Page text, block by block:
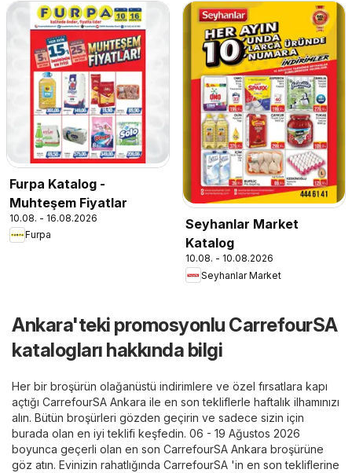
Furpa Katalog -
Muhteşem Fiyatlar
10.08. - 16.08.2026
Furpa
Seyhanlar Market
Katalog
10.08. - 10.08.2026
Seyhanlar Market
Ankara'teki promosyonlu CarrefourSA
katalogları hakkında bilgi
Her bir broşürün olağanüstü indirimlere ve özel fırsatlara kapı
açtığı CarrefourSA Ankara ile en son tekliflerle haftalık ilhamınızı
alın. Bütün broşürleri gözden geçirin ve sadece sizin için
burada olan en iyi teklifi keşfedin. 06 - 19 Ağustos 2026
boyunca geçerli olan en son CarrefourSA Ankara broşürüne
göz atın. Evinizin rahatlığında CarrefourSA 'in en son tekliflerine